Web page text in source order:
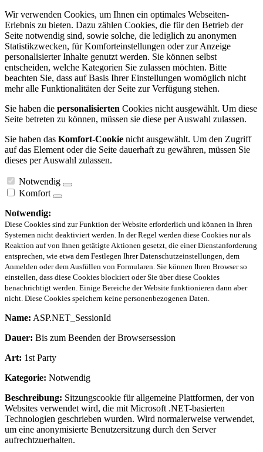
Wir verwenden Cookies, um Ihnen ein optimales Webseiten-
Erlebnis zu bieten. Dazu zählen Cookies, die für den Betrieb der
Seite notwendig sind, sowie solche, die lediglich zu anonymen
Statistikzwecken, für Komforteinstellungen oder zur Anzeige
personalisierter Inhalte genutzt werden. Sie können selbst
entscheiden, welche Kategorien Sie zulassen möchten. Bitte
beachten Sie, dass auf Basis Ihrer Einstellungen womöglich nicht
mehr alle Funktionalitäten der Seite zur Verfügung stehen.
Sie haben die personalisierten Cookies nicht ausgewählt. Um diese
Seite betreten zu können, müssen sie diese per Auswahl zulassen.
Sie haben das Komfort-Cookie nicht ausgewählt. Um den Zugriff
auf das Element oder die Seite dauerhaft zu gewähren, müssen Sie
dieses per Auswahl zulassen.
Notwendig
Komfort
Notwendig:
Diese Cookies sind zur Funktion der Website erforderlich und können in Ihren
Systemen nicht deaktiviert werden. In der Regel werden diese Cookies nur als
Reaktion auf von Ihnen getätigte Aktionen gesetzt, die einer Dienstanforderung
entsprechen, wie etwa dem Festlegen Ihrer Datenschutzeinstellungen, dem
Anmelden oder dem Ausfüllen von Formularen. Sie können Ihren Browser so
einstellen, dass diese Cookies blockiert oder Sie über diese Cookies
benachrichtigt werden. Einige Bereiche der Website funktionieren dann aber
nicht. Diese Cookies speichern keine personenbezogenen Daten.
Name: ASP.NET_SessionId
Dauer: Bis zum Beenden der Browsersession
Art: 1st Party
Kategorie: Notwendig
Beschreibung: Sitzungscookie für allgemeine Plattformen, der von
Websites verwendet wird, die mit Microsoft .NET-basierten
Technologien geschrieben wurden. Wird normalerweise verwendet,
um eine anonymisierte Benutzersitzung durch den Server
aufrechtzuerhalten.